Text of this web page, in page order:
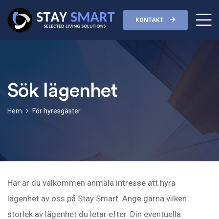
KONTAKT
Sök lägenhet
Hem För hyresgäster
Här är du välkommen anmäla intresse att hyra
lägenhet av oss på Stay Smart. Ange gärna vilken
storlek av lägenhet du letar efter. Din eventuella